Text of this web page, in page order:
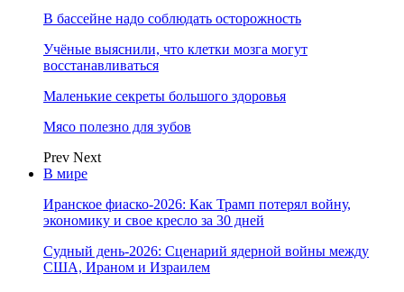
В бассейне надо соблюдать осторожность
Учёные выяснили, что клетки мозга могут
восстанавливаться
Маленькие секреты большого здоровья
Мясо полезно для зубов
Prev Next
В мире
Иранское фиаско-2026: Как Трамп потерял войну,
экономику и свое кресло за 30 дней
Судный день-2026: Сценарий ядерной войны между
США, Ираном и Израилем